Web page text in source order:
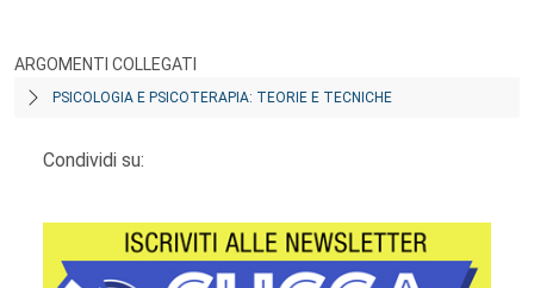
ARGOMENTI COLLEGATI
PSICOLOGIA E PSICOTERAPIA: TEORIE E TECNICHE
Condividi su: